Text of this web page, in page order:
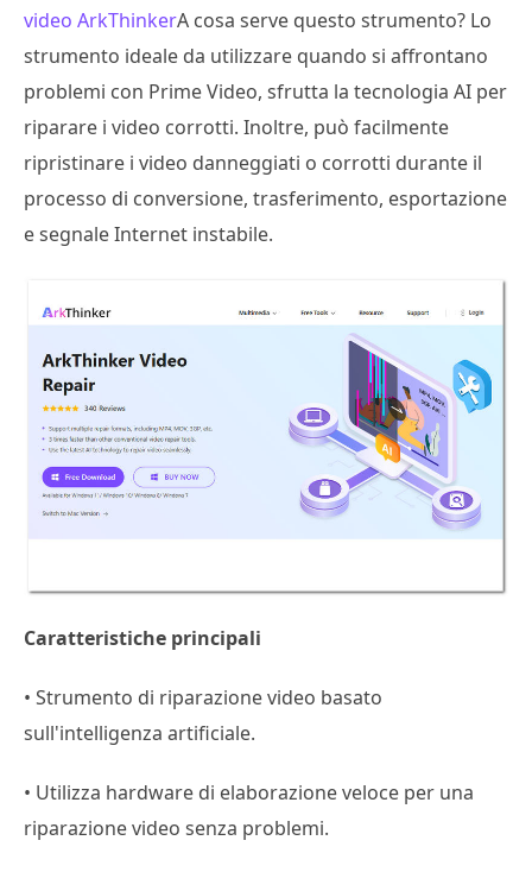
video ArkThinkerA cosa serve questo strumento? Lo
strumento ideale da utilizzare quando si affrontano
problemi con Prime Video, sfrutta la tecnologia AI per
riparare i video corrotti. Inoltre, può facilmente
ripristinare i video danneggiati o corrotti durante il
processo di conversione, trasferimento, esportazione
e segnale Internet instabile.
Caratteristiche principali
• Strumento di riparazione video basato
sull'intelligenza artificiale.
• Utilizza hardware di elaborazione veloce per una
riparazione video senza problemi.